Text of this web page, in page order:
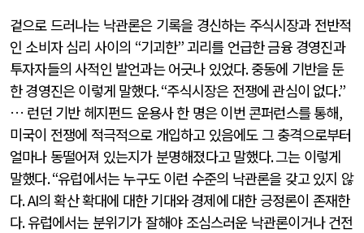
겉으로 드러나는 낙관론은 기록을 경신하는 주식시장과 전반적
인 소비자 심리 사이의 “기괴한”괴리를 언급한 금융 경영진과
투자자들의 사적인 발언과는 어긋나 있었다.중동에 기반을 둔
한 경영진은 이렇게 말했다. “주식시장은 전쟁에 관심이 없다.”
… 런던 기반 헤지펀드 운용사 한 명은 이번 콘퍼런스를 통해,
미국이 전쟁에 적극적으로 개입하고 있음에도 그 충격으로부터
얼마나 동떨어져 있는지가 분명해졌다고 말했다.그는 이렇게
말했다. “유럽에서는 누구도 이런 수준의 낙관론을 갖고 있지 않
다. AI의 확산 확대에 대한 기대와 경제에 대한 긍정론이 존재한
다.유럽에서는 분위기가 잘해야 조심스러운 낙관론이거나 건전